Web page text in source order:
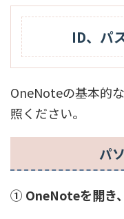
ID、パ
OneNoteの基本的
照ください。
パ
① OneNoteを開き